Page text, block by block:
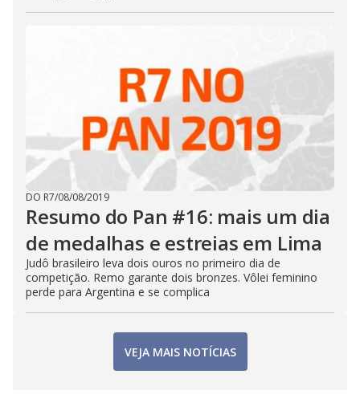
DO R7/08/08/2019
Resumo do Pan #16: mais um dia
de medalhas e estreias em Lima
Judô brasileiro leva dois ouros no primeiro dia de
competição. Remo garante dois bronzes. Vôlei feminino
perde para Argentina e se complica
VEJA MAIS NOTÍCIAS